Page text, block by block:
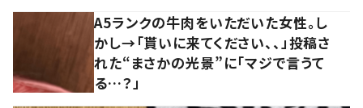
A5ランクの牛肉をいただいた女性。し
かし→「貰いに来てください、、」投稿さ
れた“まさかの光景”に「マジで言うて
る…？」